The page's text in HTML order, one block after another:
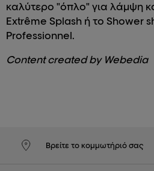
καλύτερο "όπλο" για λάμψη
Extrême Splash ή το Shower
Professionnel.
Content created by Webedia
Βρείτε το κομμωτήριό σας